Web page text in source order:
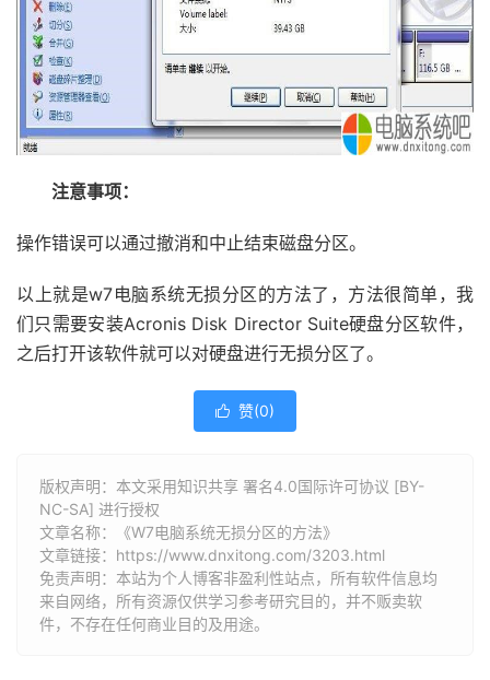
注意事项：
操作错误可以通过撤消和中止结束磁盘分区。
以上就是w7电脑系统无损分区的方法了，方法很简单，我
们只需要安装Acronis Disk Director Suite硬盘分区软件，
之后打开该软件就可以对硬盘进行无损分区了。
 赞(0)
版权声明：本文采用知识共享 署名4.0国际许可协议 [BY-
NC-SA] 进行授权
文章名称：《W7电脑系统无损分区的方法》
文章链接： https://www.dnxitong.com/3203.html
免责声明：本站为个人博客非盈利性站点，所有软件信息均
来自网络，所有资源仅供学习参考研究目的，并不贩卖软
件，不存在任何商业目的及用途。